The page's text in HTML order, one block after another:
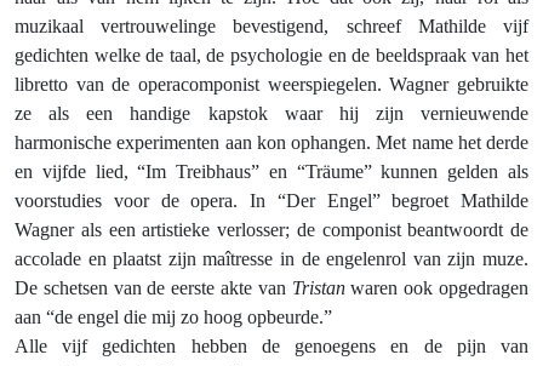
muzikaal vertrouwelinge bevestigend, schreef Mathilde vijf
gedichten welke de taal, de psychologie en de beeldspraak van het
libretto van de operacomponist weerspiegelen. Wagner gebruikte
ze als een handige kapstok waar hij zijn vernieuwende
harmonische experimenten aan kon ophangen. Met name het derde
en vijfde lied, “Im Treibhaus” en “Träume” kunnen gelden als
voorstudies voor de opera. In “Der Engel” begroet Mathilde
Wagner als een artistieke verlosser; de componist beantwoordt de
accolade en plaatst zijn maîtresse in de engelenrol van zijn muze.
De schetsen van de eerste akte van Tristanwaren ook opgedragen
aan “de engel die mij zo hoog opbeurde.”
Alle vijf gedichten hebben de genoegens en de pijn van